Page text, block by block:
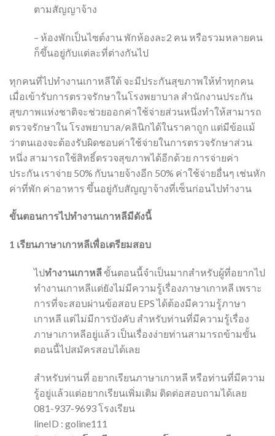
ตามสัญญาจ้าง
– ห้องพักเป็นไซต์งาน พักห้องละ2 คน หรือรวมหลายคน
ก็ขึ้นอยู่กับแต่ละที่ต่างกันไป
ทุกคนที่ไปทำงานเกาหลีใต้ จะมีประกันสุขภาพให้ทำทุกคน
เมื่อเข้ารับการตรวจรักษาในโรงพยาบาล สำนักงานประกัน
สุขภาพแห่งชาติจะช่วยออกค่าใช้จ่ายส่วนหนึ่งทำให้สามารถ
ตรวจรักษาใน โรงพยาบาล/คลินิกได้ในราคาถูก แต่มีข้อแม้
ว่าตนเองจะต้องรับผิดชอบค่าใช้จ่ายในการตรวจรักษาส่วน
หนึ่ง สามารถใช้สิทธิ์ตรวจสุขภาพได้อีกด้วย การจ่ายค่า
ประกัน เราจ่าย 50% กับนายจ้างอีก 50% ค่าใช้จ่ายอื่นๆ เช่นหัก
ค่าที่พัก ค่าอาหาร ขึ้นอยู่กับสัญญาจ้างที่เซ็นก่อนไปทำงาน
ขั้นตอนการไปทำงานเกาหลีมีดังนี้
1 เรียนภาษาเกาหลีเพื่อเตรียมสอบ
ไปทำงานเกาหลี ขั้นตอนนี้จำเป็นมากสำหรับผู้ที่อยากไป
ทำงานเกาหลีแต่ยังไม่มีความรู้เรื่องภาษาเกาหลี เพราะ
การที่จะสอบผ่านข้อสอบ EPS ได้ต้องมีความรู้ภาษา
เกาหลี แต่ไม่มีการบังคับ สำหรับท่านที่มีความรู้เรื่อง
ภาษาเกาหลีอยู่แล้ว เป็นเรื่องง่ายท่านสามารถข้ามขั้น
ตอนนี้ไปสมัครสอบได้เลย
สำหรับท่านที่ อยากเรียนภาษาเกาหลี หรือท่านที่มีความ
รู้อยู่แล้วแต่อยากเรียนเพิ่มเติม ติดต่อสอบถามได้เลย
081-937-9693 โรงเรียน
lineID : goline111